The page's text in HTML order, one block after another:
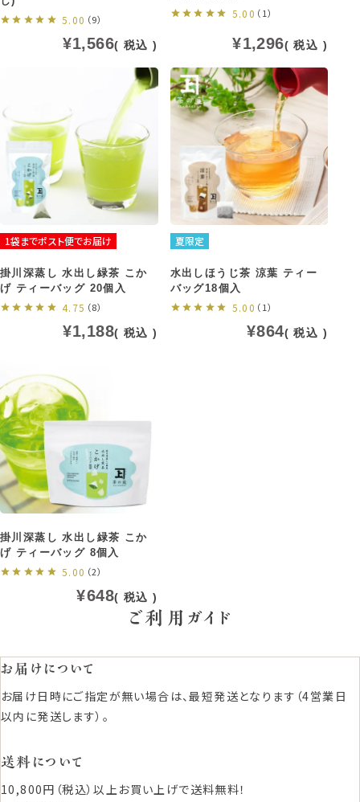
5.00 （9）
¥1,566 税込
5.00 （1）
¥1,296 税込
1袋までポスト便でお届け
掛川深蒸し 水出し緑茶 こか
げ ティーバッグ 20個入
4.75 （8）
¥1,188 税込
夏限定
水出しほうじ茶 涼葉 ティー
バッグ18個入
5.00 （1）
¥864 税込
掛川深蒸し 水出し緑茶 こか
げ ティーバッグ 8個入
5.00 （2）
¥648 税込
ご利用ガイド
お届けについて
お届け日時にご指定が無い場合は、最短発送となります（4営業日
以内に発送します）。
送料について
10,800円（税込）以上お買い上げで送料無料！